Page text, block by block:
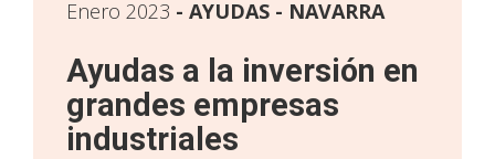
Enero 2023 AYUDAS - NAVARRA
Ayudas a la inversión en
grandes empresas
industriales